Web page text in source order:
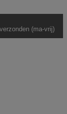
(ma-vrij)